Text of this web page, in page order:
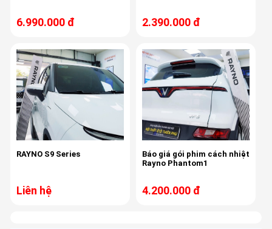
6.990.000 đ 2.390.000 đ
RAYNO S9 Series
Liên hệ
Báo giá gói phim cách nhiệt
Rayno Phantom1
4.200.000 đ